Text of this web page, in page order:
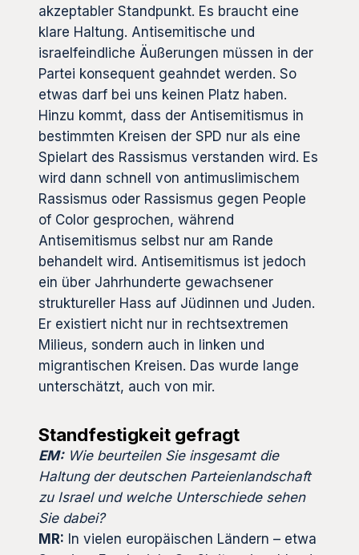
akzeptabler Standpunkt. Es braucht eine
klare Haltung. Antisemitische und
israelfeindliche Äußerungen müssen in der
Partei konsequent geahndet werden. So
etwas darf bei uns keinen Platz haben.
Hinzu kommt, dass der Antisemitismus in
bestimmten Kreisen der SPD nur als eine
Spielart des Rassismus verstanden wird. Es
wird dann schnell von antimuslimischem
Rassismus oder Rassismus gegen People
of Color gesprochen, während
Antisemitismus selbst nur am Rande
behandelt wird. Antisemitismus ist jedoch
ein über Jahrhunderte gewachsener
struktureller Hass auf Jüdinnen und Juden.
Er existiert nicht nur in rechtsextremen
Milieus, sondern auch in linken und
migrantischen Kreisen. Das wurde lange
unterschätzt, auch von mir.
Standfestigkeit gefragt
EM:Wie beurteilen Sie insgesamt die
Haltung der deutschen Parteienlandschaft
zu Israel und welche Unterschiede sehen
Sie dabei?
MR: In vielen europäischen Ländern – etwa